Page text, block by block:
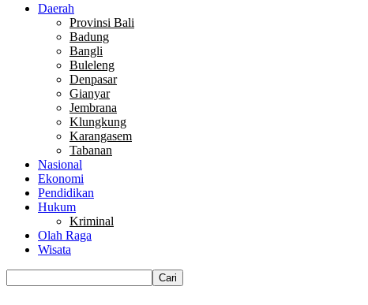
Daerah
Provinsi Bali
Badung
Bangli
Buleleng
Denpasar
Gianyar
Jembrana
Klungkung
Karangasem
Tabanan
Nasional
Ekonomi
Pendidikan
Hukum
Kriminal
Olah Raga
Wisata